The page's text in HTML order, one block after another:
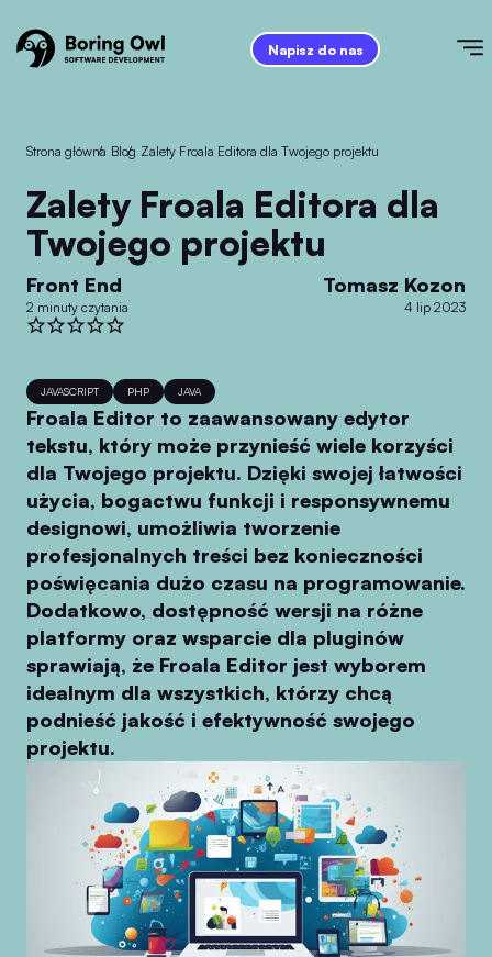
Napisz do nas
Strona główna
/ Blog
/ Zalety Froala Editora dla Twojego projektu
Zalety Froala Editora dla
Twojego projektu
Front End
2 minuty czytania
Tomasz Kozon
4 lip 2023
JAVASCRIPT PHP JAVA
Froala Editor to zaawansowany edytor
tekstu, który może przynieść wiele korzyści
dla Twojego projektu. Dzięki swojej łatwości
użycia, bogactwu funkcji i responsywnemu
designowi, umożliwia tworzenie
profesjonalnych treści bez konieczności
poświęcania dużo czasu na programowanie.
Dodatkowo, dostępność wersji na różne
platformy oraz wsparcie dla pluginów
sprawiają, że Froala Editor jest wyborem
idealnym dla wszystkich, którzy chcą
podnieść jakość i efektywność swojego
projektu.